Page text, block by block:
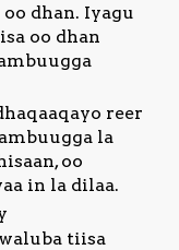
dhan. Iyagu
oo dhan
reer
la
oo
in la dilaa.
tiisa